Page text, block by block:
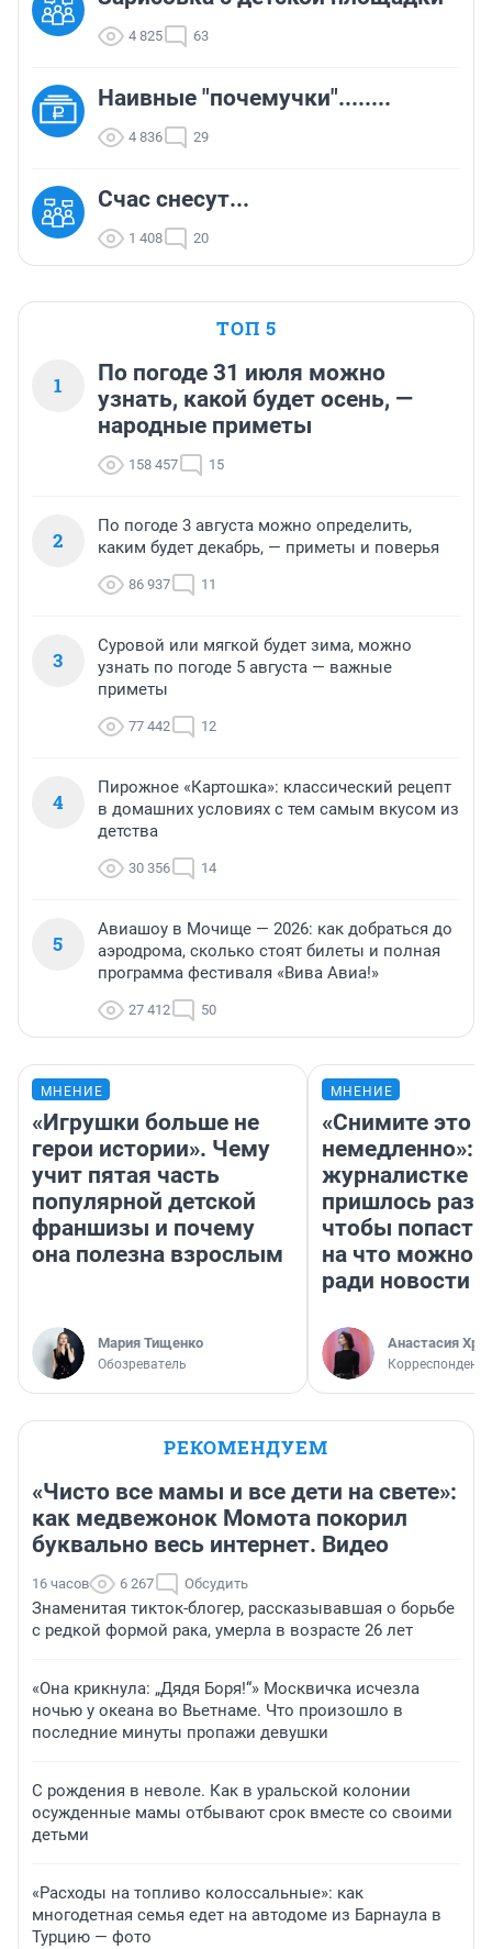
4 825 63
Наивные "почемучки"........
4 836 29
Счас снесут...
1 408 20
ТОП 5
1
По погоде 31 июля можно
узнать, какой будет осень, —
народные приметы
158 457 15
2
По погоде 3 августа можно определить,
каким будет декабрь, — приметы и поверья
86 937 11
3
Суровой или мягкой будет зима, можно
узнать по погоде 5 августа — важные
приметы
77 442 12
4
Пирожное «Картошка»: классический рецепт
в домашних условиях с тем самым вкусом из
детства
30 356 14
5
Авиашоу в Мочище — 2026: как добраться до
аэродрома, сколько стоят билеты и полная
программа фестиваля «Вива Авиа!»
27 412 50
МНЕНИЕ
«Игрушки больше не
герои истории». Чему
учит пятая часть
популярной детской
франшизы и почему
она полезна взрослым
Мария Тищенко
Обозреватель
МНЕНИЕ
«Снимите это
немедленно»:
журналистке
пришлось
чтобы попасть
на что можно
ради новости
Анастасия
Корреспондент
РЕКОМЕНДУЕМ
«Чисто все мамы и все дети на свете»:
как медвежонок Момота покорил
буквально весь интернет. Видео
16 часов 6 267 Обсудить
Знаменитая тикток-блогер, рассказывавшая о борьбе
с редкой формой рака, умерла в возрасте 26 лет
«Она крикнула: „Дядя Боря!“» Москвичка исчезла
ночью у океана во Вьетнаме. Что произошло в
последние минуты пропажи девушки
С рождения в неволе. Как в уральской колонии
осужденные мамы отбывают срок вместе со своими
детьми
«Расходы на топливо колоссальные»: как
многодетная семья едет на автодоме из Барнаула в
Турцию — фото